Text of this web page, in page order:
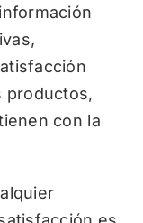
productos,
con la